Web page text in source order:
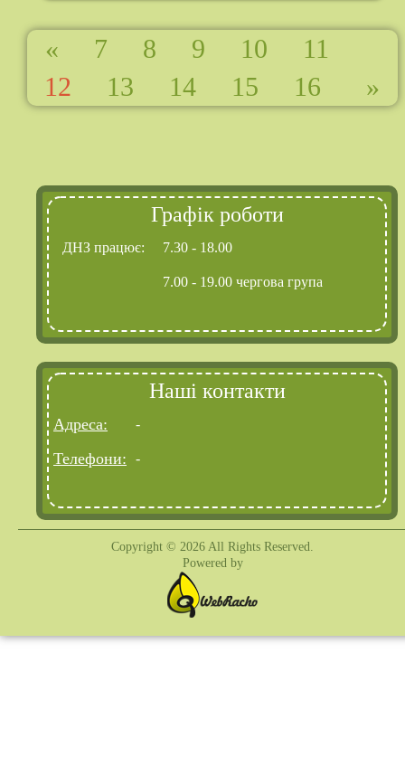
« 7 8 9 10
11
12
13 14 15 16 »
Графік роботи
ДНЗ працює: 7.30 - 18.00
7.00 - 19.00 чергова група
Наші контакти
Адреса: -
Телефони: -
Copyright © 2026 All Rights Reserved.
Powered by